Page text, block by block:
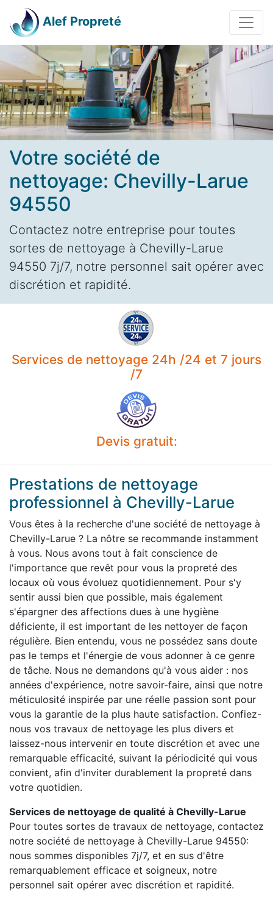
Alef Propreté
Votre société de
nettoyage: Chevilly-Larue
94550
Contactez notre entreprise pour toutes
sortes de nettoyage à Chevilly-Larue
94550 7j/7, notre personnel sait opérer avec
discrétion et rapidité.
Services de nettoyage 24h /24 et 7 jours
/7
Devis gratuit:
Prestations de nettoyage
professionnel à Chevilly-Larue
Vous êtes à la recherche d'une société de nettoyage à
Chevilly-Larue ? La nôtre se recommande instamment
à vous. Nous avons tout à fait conscience de
l'importance que revêt pour vous la propreté des
locaux où vous évoluez quotidiennement. Pour s'y
sentir aussi bien que possible, mais également
s'épargner des affections dues à une hygiène
déficiente, il est important de les nettoyer de façon
régulière. Bien entendu, vous ne possédez sans doute
pas le temps et l'énergie de vous adonner à ce genre
de tâche. Nous ne demandons qu'à vous aider : nos
années d'expérience, notre savoir-faire, ainsi que notre
méticulosité inspirée par une réelle passion sont pour
vous la garantie de la plus haute satisfaction. Confiez-
nous vos travaux de nettoyage les plus divers et
laissez-nous intervenir en toute discrétion et avec une
remarquable efficacité, suivant la périodicité qui vous
convient, afin d'inviter durablement la propreté dans
votre quotidien.
Services de nettoyage de qualité à Chevilly-Larue
Pour toutes sortes de travaux de nettoyage, contactez
notre société de nettoyage à Chevilly-Larue 94550:
nous sommes disponibles 7j/7, et en sus d'être
remarquablement efficace et soigneux, notre
personnel sait opérer avec discrétion et rapidité.